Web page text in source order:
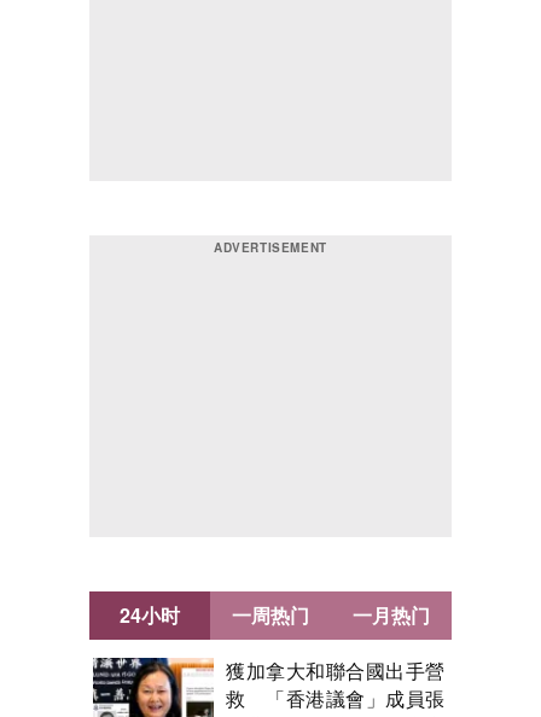
24小时
獲加拿大和聯合國出手營
救 「香港議會」成員張
一周热门 一月热门